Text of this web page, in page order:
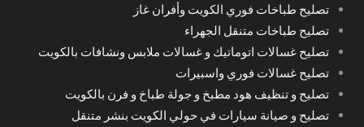
تصليح طباخات فوري الكويت وأفران غاز
تصليح طباخات متنقل الجهراء
تصليح غسالات اتوماتيك و غسالات ملابس ونشافات بالكويت
تصليح غسالات فوري واسبيرات
تصليح و تنظيف هود مطبخ و جولة طباخ و فرن بالكويت
تصليح و صيانة سيارات في حولي الكويت بنشر متنقل